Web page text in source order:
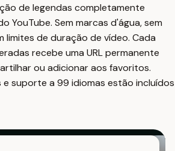
de legendas completamente
YouTube. Sem marcas d'água, sem
limites de duração de vídeo. Cada
recebe uma URL permanente
ou adicionar aos favoritos.
suporte a 99 idiomas estão incluídos